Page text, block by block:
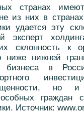
странах
из них в
удается эту
эксперт
склонность к
ниже нижней
бизнеса в
но и
граждан
Источник: